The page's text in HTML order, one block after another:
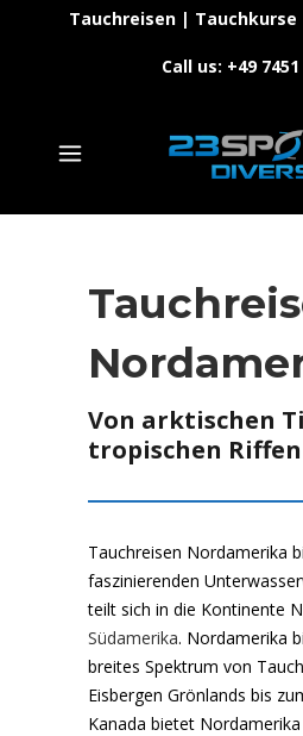
Tauchreisen |
Call us: +49
Von arktischen
tropischen Riffen
Tauchreisen Nordamerika
faszinierenden
teilt sich in die Kontinente
Südamerika. Nordamerika
breites Spektrum von
Eisbergen Grönlands bis
Kanada bietet